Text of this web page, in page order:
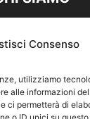
Consenso
utilizziamo
alle informazioni
ci permetterà di
SEGUICI